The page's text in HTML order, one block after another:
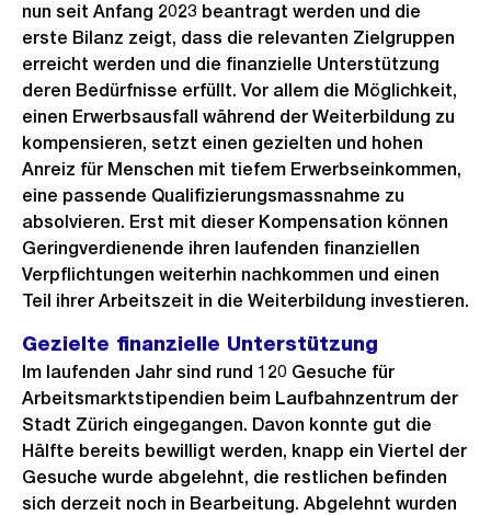
nun seit Anfang 2023 beantragt werden und die
erste Bilanz zeigt, dass die relevanten Zielgruppen
erreicht werden und die finanzielle Unterstützung
deren Bedürfnisse erfüllt. Vor allem die Möglichkeit,
einen Erwerbsausfall während der Weiterbildung zu
kompensieren, setzt einen gezielten und hohen
Anreiz für Menschen mit tiefem Erwerbseinkommen,
eine passende Qualifizierungsmassnahme zu
absolvieren. Erst mit dieser Kompensation können
Geringverdienende ihren laufenden finanziellen
Verpflichtungen weiterhin nachkommen und einen
Teil ihrer Arbeitszeit in die Weiterbildung investieren.
Gezielte finanzielle Unterstützung
Im laufenden Jahr sind rund 120 Gesuche für
Arbeitsmarktstipendien beim Laufbahnzentrum der
Stadt Zürich eingegangen. Davon konnte gut die
Hälfte bereits bewilligt werden, knapp ein Viertel der
Gesuche wurde abgelehnt, die restlichen befinden
sich derzeit noch in Bearbeitung. Abgelehnt wurden